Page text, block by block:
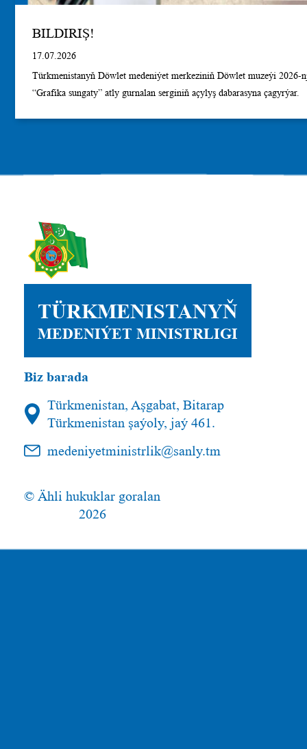
BILDIRIŞ!
17.07.2026
Türkmenistanyň Döwlet medeniýet merkeziniň Döwlet muzeýi
“Grafika sungaty” atly gurnalan serginiň açylyş dabarasyna çagyrýar.
TÜRKMENISTANYŇ
MEDENIÝET MINISTRLIGI
Biz barada
Türkmenistan, Aşgabat, Bitarap
Türkmenistan şaýoly, jaý 461.
medeniyetministrlik@sanly.tm
© Ähli hukuklar goralan
2026